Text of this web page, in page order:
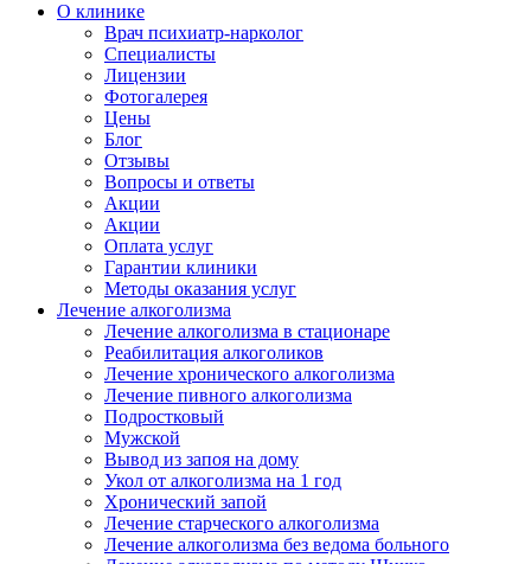
О клинике
Врач психиатр-нарколог
Специалисты
Лицензии
Фотогалерея
Цены
Блог
Отзывы
Вопросы и ответы
Акции
Акции
Оплата услуг
Гарантии клиники
Методы оказания услуг
Лечение алкоголизма
Лечение алкоголизма в стационаре
Реабилитация алкоголиков
Лечение хронического алкоголизма
Лечение пивного алкоголизма
Подростковый
Мужской
Вывод из запоя на дому
Укол от алкоголизма на 1 год
Хронический запой
Лечение старческого алкоголизма
Лечение алкоголизма без ведома больного